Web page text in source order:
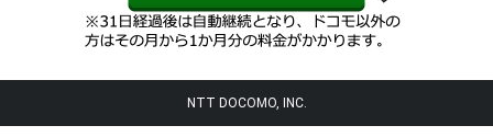
NTT DOCOMO, INC.